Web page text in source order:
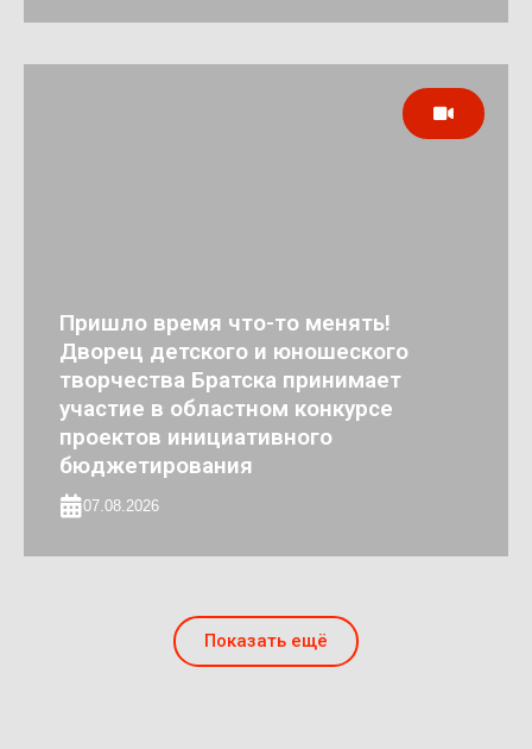
Пришло время что-то менять!
Дворец детского и юношеского
творчества Братска принимает
участие в областном конкурсе
проектов инициативного
бюджетирования
07.08.2026
Показать ещё